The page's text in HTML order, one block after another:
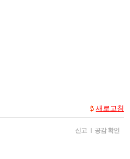
새로고침
신고 | 공감 확인